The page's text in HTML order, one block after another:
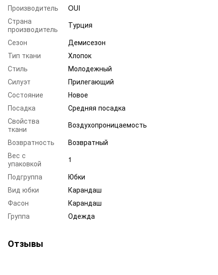
Производитель
OUI
Страна
производитель
Турция
Сезон
Демисезон
Тип ткани
Хлопок
Стиль
Молодежный
Силуэт
Прилегающий
Состояние
Новое
Посадка
Средняя посадка
Свойства
ткани
Воздухопроницаемость
Возвратность
Возвратный
Вес с
упаковкой
1
Подгруппа
Юбки
Вид юбки
Карандаш
Фасон
Карандаш
Группа
Одежда
Отзывы